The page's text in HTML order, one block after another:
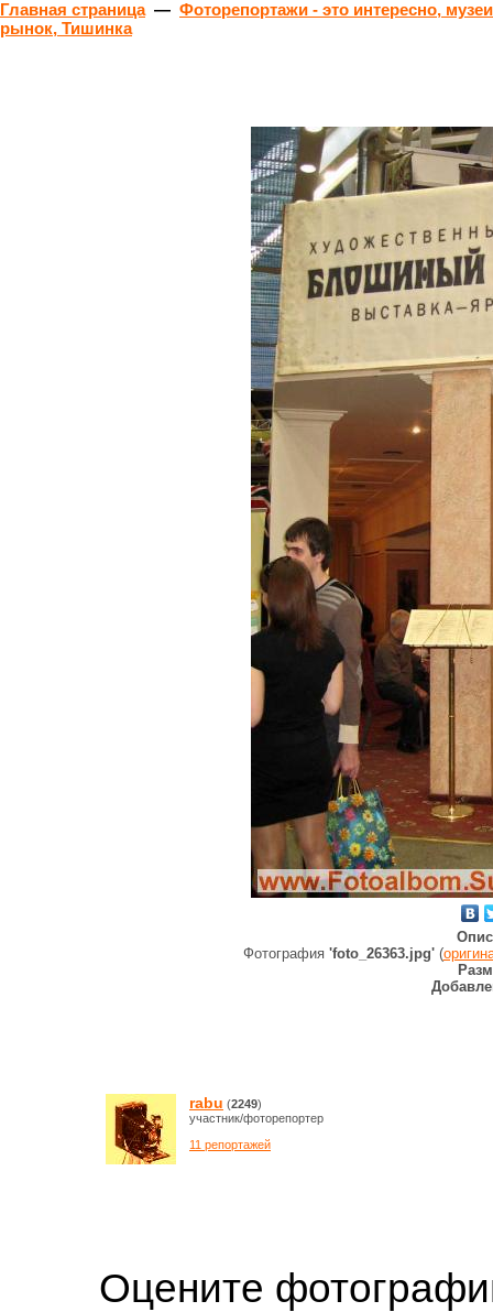
Главная страница— Фоторепортажи - это интересно,
рынок, Тишинка
Фотография 'foto_26363.jpg'(
rabu (2249)
участник/фоторепортер
11 репортажей
Оцените